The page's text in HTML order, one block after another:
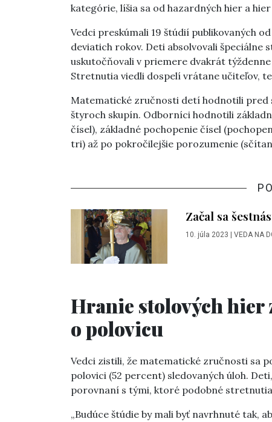
kategórie, líšia sa od hazardných hier a
Vedci preskúmali 19 štúdií publikovaných
deviatich rokov. Deti absolvovali
uskutočňovali v priemere dvakrát
Stretnutia viedli dospelí vrátane učiteľov,
Matematické zručnosti detí hodnotili
štyroch skupín. Odborníci hodnotili
čísel), základné pochopenie čísel
tri) až po pokročilejšie porozumenie
Začal sa
10. júla 2023 VEDA NA
Hranie stolových hier
o polovicu
Vedci zistili, že matematické zručnosti sa
polovici (52 percent) sledovaných úloh.
porovnaní s tými, ktoré podobné
„Budúce štúdie by mali byť navrhnuté tak,